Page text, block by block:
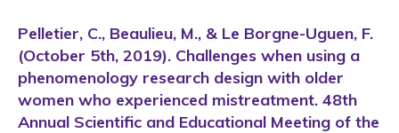
Pelletier, C., Beaulieu, M., & Le Borgne-Uguen, F.
(October 5th, 2019). Challenges when using a
phenomenology research design with older
women who experienced mistreatment. 48th
Annual Scientific and Educational Meeting of the